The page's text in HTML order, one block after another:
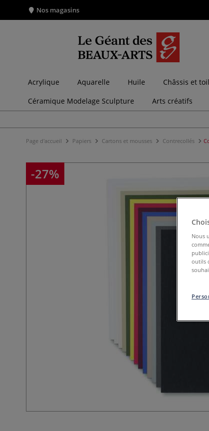
Nos magasins
Acrylique Aquarelle Huile Châssis et
Céramique Modelage Sculpture
Arts créatifs
Page d'accueil Papiers Cartons et mousses Contrecollés
-27%
Nous
outils